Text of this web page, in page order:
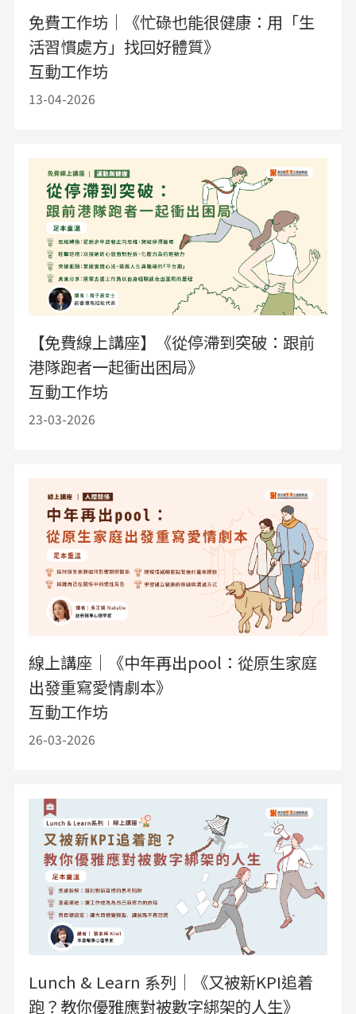
免費工作坊｜《忙碌也能很健康：用「生
活習慣處方」找回好體質》
互動工作坊
13-04-2026
【免費線上講座】《從停滯到突破：跟前
港隊跑者一起衝出困局》
互動工作坊
23-03-2026
線上講座｜《中年再出pool：從原生家庭
出發重寫愛情劇本》
互動工作坊
26-03-2026
Lunch & Learn 系列｜《又被新KPI追着
跑？教你優雅應對被數字綁架的人生》